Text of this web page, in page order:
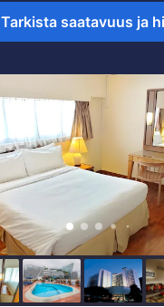
Tarkista saatavuus ja